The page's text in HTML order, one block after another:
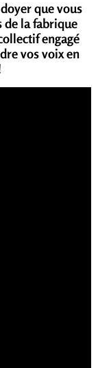
que vous
de la fabrique
engagé
vos voix en